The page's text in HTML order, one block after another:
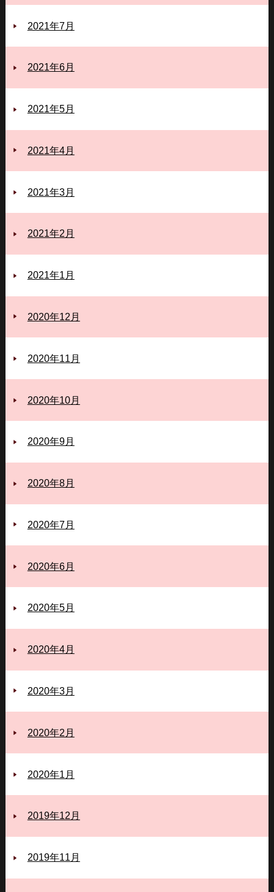
2021年7月
2021年6月
2021年5月
2021年4月
2021年3月
2021年2月
2021年1月
2020年12月
2020年11月
2020年10月
2020年9月
2020年8月
2020年7月
2020年6月
2020年5月
2020年4月
2020年3月
2020年2月
2020年1月
2019年12月
2019年11月